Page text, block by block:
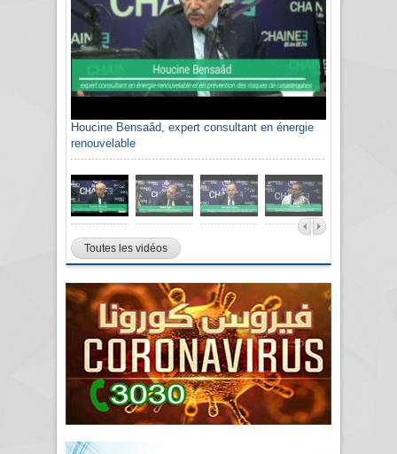
Houcine Bensaâd, expert consultant en énergie
renouvelable
Toutes les vidéos